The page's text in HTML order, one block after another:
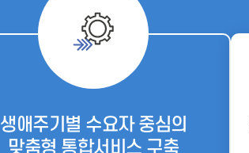
생애주기별 수요자 중심의
맞춤형 통합서비스 구축